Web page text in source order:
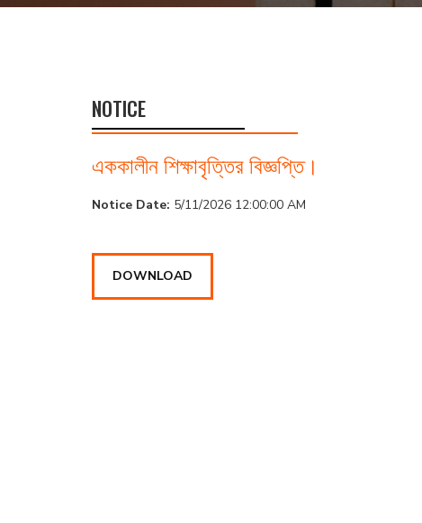
NOTICE
এককালীন শিক্ষাবৃত্তির বিজ্ঞপ্তি।
Notice Date: 5/11/2026 12:00:00 AM
DOWNLOAD